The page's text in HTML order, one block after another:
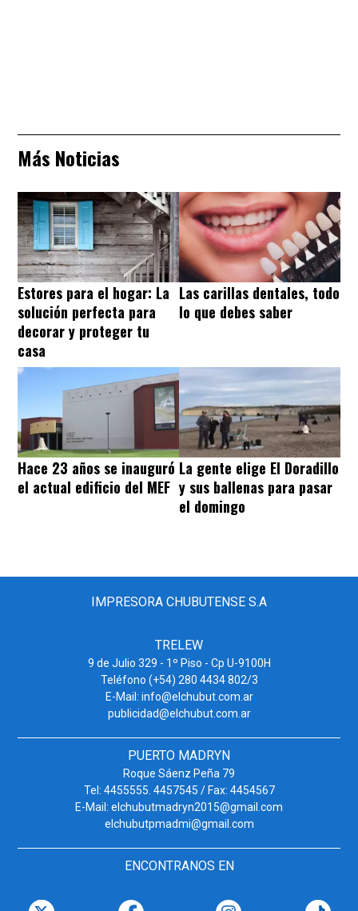
Más Noticias
Estores para el hogar: La
solución perfecta para
decorar y proteger tu
casa
Las carillas dentales, todo
lo que debes saber
Hace 23 años se inauguró
el actual edificio del MEF
La gente elige El Doradillo
y sus ballenas para pasar
el domingo
IMPRESORA CHUBUTENSE S.A
TRELEW
9 de Julio 329 - 1º Piso - Cp U-9100H
Teléfono (+54) 280 4434 802/3
E-Mail: info@elchubut.com.ar
publicidad@elchubut.com.ar
PUERTO MADRYN
Roque Sáenz Peña 79
Tel: 4455555. 4457545 / Fax: 4454567
E-Mail: elchubutmadryn2015@gmail.com
elchubutpmadmi@gmail.com
ENCONTRANOS EN